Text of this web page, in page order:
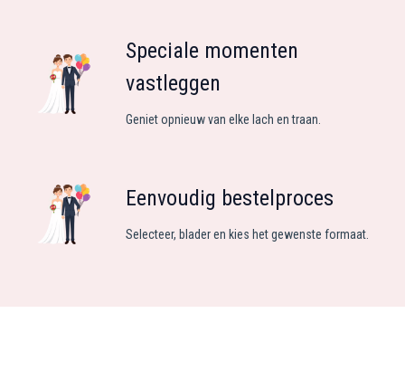
Speciale momenten
vastleggen
Geniet opnieuw van elke lach en traan.
Eenvoudig bestelproces
Selecteer, blader en kies het gewenste formaat.